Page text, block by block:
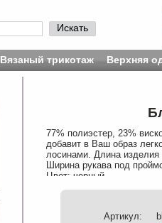
Искать
Вязаный трикотаж Верхняя
77% полиэстер, 23%
добавит в Ваш образ
лосинами. Длина
Ширина рукава под
Цвет: черный.
Артикул: